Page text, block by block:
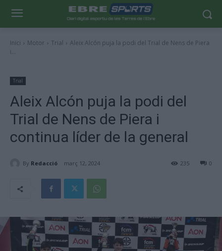
Inici Motor Trial
Aleix Alcón puja la podi del Trial de Nens de Piera
i...
Trial
Aleix Alcón puja la podi del
Trial de Nens de Piera i
continua líder de la general
By Redacció març 12, 2024 0
235